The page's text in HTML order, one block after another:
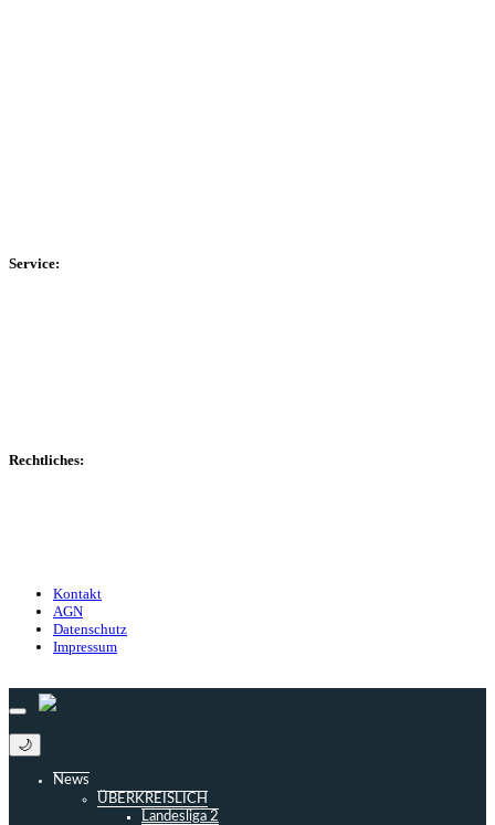
Service:
Rechtliches:
Kontakt
AGN
Datenschutz
Impressum
🌙
News
ÜBERKREISLICH
Landesliga 2